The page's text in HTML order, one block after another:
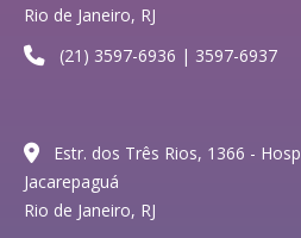
Rio de Janeiro, RJ
(21) 3597-6936 | 3597-6937
Estr. dos Três Rios, 1366 -
Jacarepaguá
Rio de Janeiro, RJ